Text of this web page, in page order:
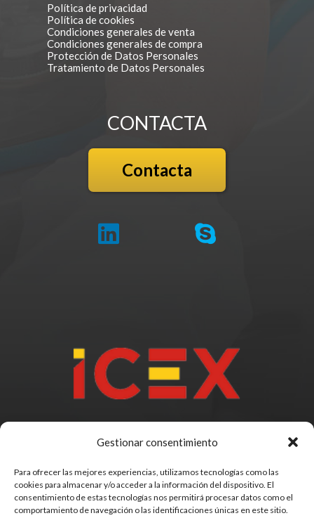
Gestionar consentimiento
Para ofrecer las mejores experiencias, utilizamos tecnologías como las
cookies para almacenar y/o acceder a la información del dispositivo. El
consentimiento de estas tecnologías nos permitirá procesar datos como el
comportamiento de navegación o las identificaciones únicas en este sitio.
Política de privacidad
Política de cookies
Condiciones generales de venta
Condiciones generales de compra
Protección de Datos Personales
Tratamiento de Datos Personales
CONTACTA
Contacta